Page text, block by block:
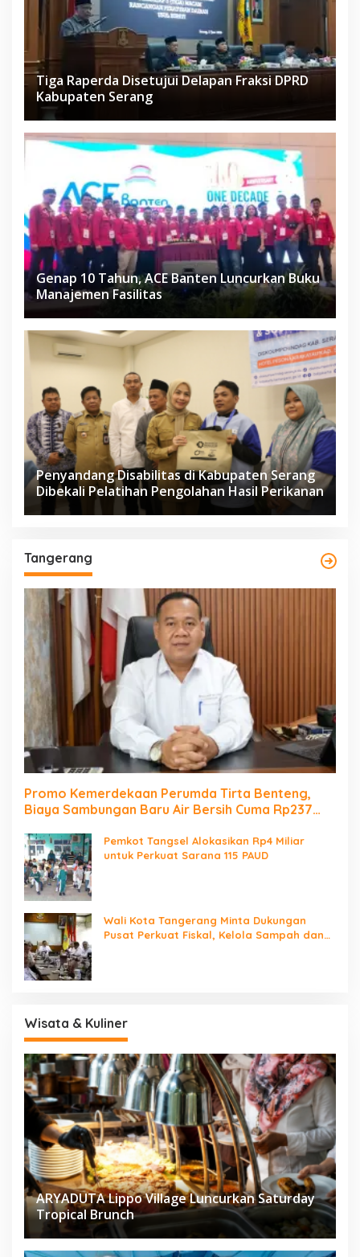
Tiga Raperda Disetujui Delapan Fraksi DPRD
Kabupaten Serang
Genap 10 Tahun, ACE Banten Luncurkan Buku
Manajemen Fasilitas
Penyandang Disabilitas di Kabupaten Serang
Dibekali Pelatihan Pengolahan Hasil Perikanan
Tangerang
Promo Kemerdekaan Perumda Tirta Benteng,
Biaya Sambungan Baru Air Bersih Cuma Rp237
Pemkot Tangsel Alokasikan Rp4 Miliar
untuk Perkuat Sarana 115 PAUD
Wali Kota Tangerang Minta Dukungan
Pusat Perkuat Fiskal, Kelola Sampah dan
Wisata & Kuliner
ARYADUTA Lippo Village Luncurkan Saturday
Tropical Brunch